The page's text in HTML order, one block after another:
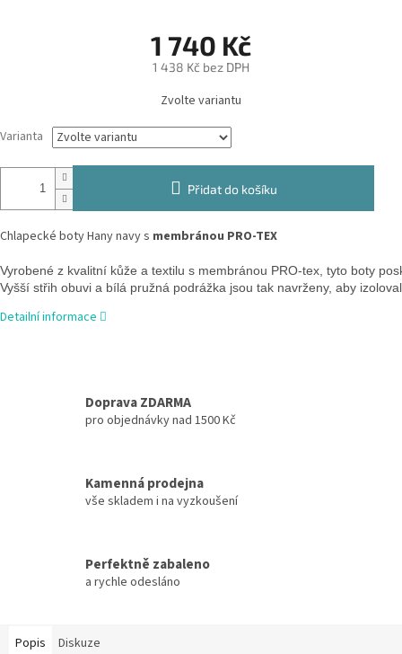
1 740 Kč
1 438 Kč bez DPH
Měrná
cena:
Zvolte variantu
Varianta
Přidat do košíku
Chlapecké boty Hany navy s membránou PRO-TEX
Vyrobené z kvalitní kůže a textilu s membránou PRO-tex, tyto boty
Vyšší střih obuvi a bílá pružná podrážka jsou tak navrženy, aby
Detailní informace
Doprava ZDARMA
pro objednávky nad 1500 Kč
Kamenná prodejna
vše skladem i na vyzkoušení
Perfektně zabaleno
a rychle odesláno
Popis Diskuze